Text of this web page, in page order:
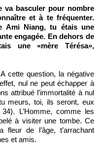
et à te fréquenter.
Ami Niang, tu étais une
engagée. En dehors de
une «mère Térésa»,
A cette question, la négative
nul ne peut échapper à
attribué l’immortalité à nul
meurs, toi, ils seront, eux
L’Homme, comme les
à visiter une tombe. Ce
de l’âge, t’arrachant
et amis.